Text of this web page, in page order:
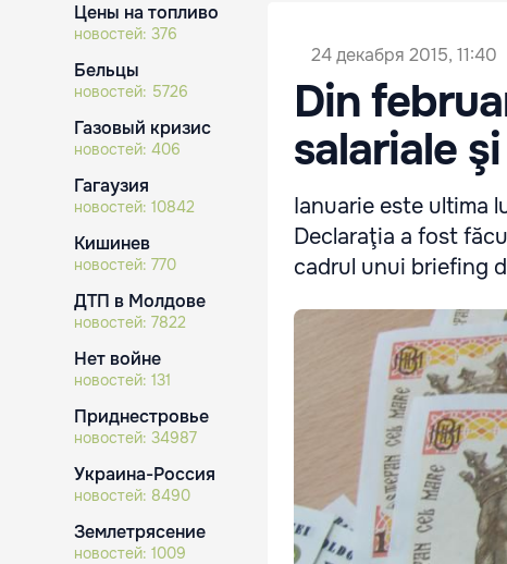
Цены на топливо
новостей: 376
Бельцы
новостей: 5726
Газовый кризис
новостей: 406
Гагаузия
новостей: 10842
Кишинев
новостей: 770
ДТП в Молдове
новостей: 7822
Нет войне
новостей: 131
Приднестровье
новостей: 34987
Украина-Россия
новостей: 8490
Землетрясение
новостей: 1009
24 декабря 2015, 11:40
Din
salariale
Ianuarie este ultima
Declaraţia a fost
cadrul unui briefing